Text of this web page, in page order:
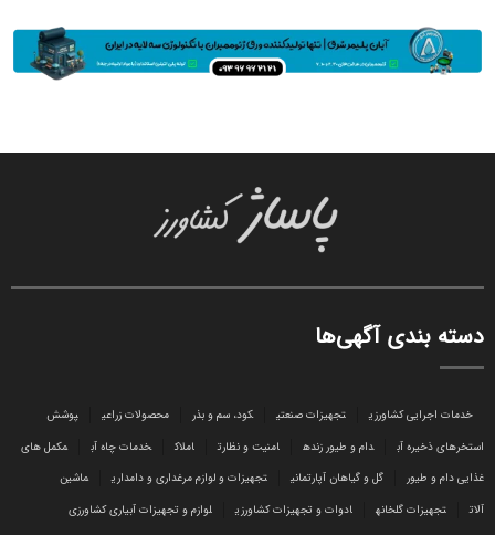
دسته بندی آگهی‌ها
خدمات اجرایی کشاورزی تجهیزات صنعتی کود، سم و بذر محصولات زراعی
پوشش
استخرهای ذخیره آب
دام و طیور زنده امنیت و نظارت املاک خدمات چاه آب
مکمل های
غذایی دام و طیور
گل و گیاهان آپارتمانی تجهیزات و لوازم مرغداری و دامداری
ماشین
آلات
تجهیزات گلخانه ادوات و تجهیزات کشاورزی لوازم و تجهیزات آبیاری کشاورزی